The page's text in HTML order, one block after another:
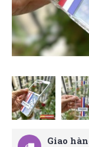
Giao